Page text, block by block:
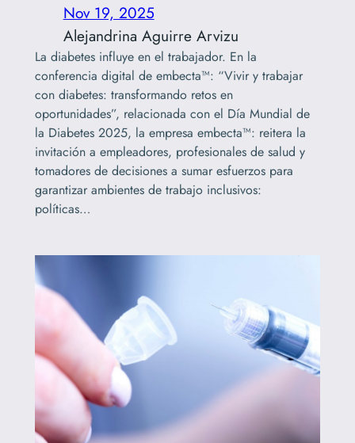
Nov 19, 2025
Alejandrina Aguirre Arvizu
La diabetes influye en el trabajador. En la
conferencia digital de embecta™: “Vivir y trabajar
con diabetes: transformando retos en
oportunidades”, relacionada con el Día Mundial de
la Diabetes 2025, la empresa embecta™: reitera la
invitación a empleadores, profesionales de salud y
tomadores de decisiones a sumar esfuerzos para
garantizar ambientes de trabajo inclusivos:
políticas…